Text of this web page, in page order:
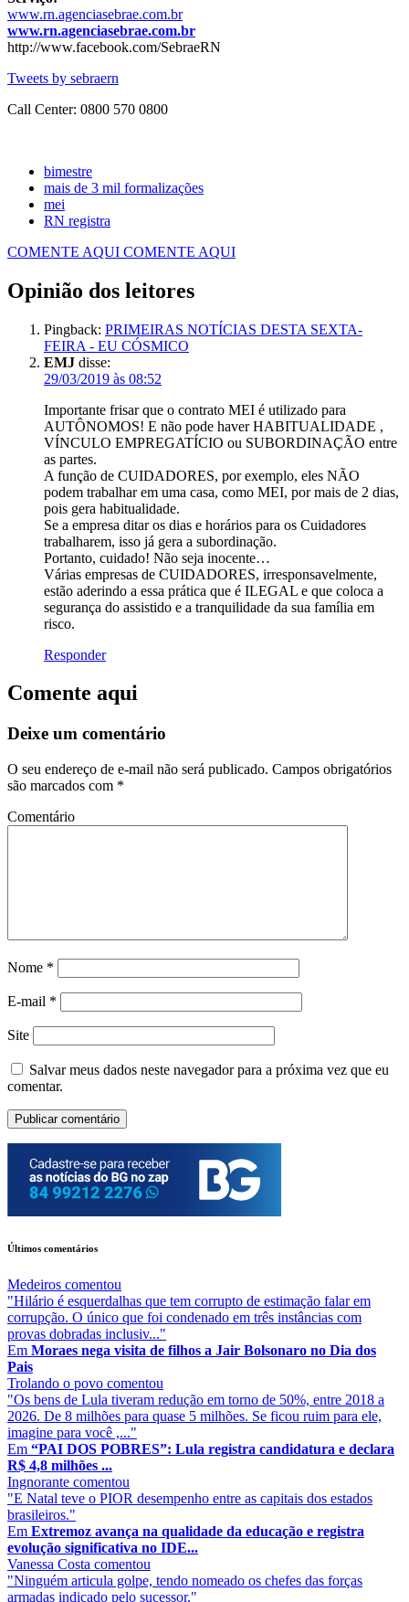
www.rn.agenciasebrae.com.br
www.rn.agenciasebrae.com.br
http://www.facebook.com/SebraeRN
Tweets by sebraern
Call Center: 0800 570 0800
bimestre
mais de 3 mil formalizações
mei
RN registra
COMENTE AQUI COMENTE AQUI
Opinião dos leitores
Pingback: PRIMEIRAS NOTÍCIAS DESTA SEXTA-
FEIRA - EU CÓSMICO
EMJ disse:
29/03/2019 às 08:52
Importante frisar que o contrato MEI é utilizado para
AUTÔNOMOS! E não pode haver HABITUALIDADE ,
VÍNCULO EMPREGATÍCIO ou SUBORDINAÇÃO entre
as partes.
A função de CUIDADORES, por exemplo, eles NÃO
podem trabalhar em uma casa, como MEI, por mais de 2 dias,
pois gera habitualidade.
Se a empresa ditar os dias e horários para os Cuidadores
trabalharem, isso já gera a subordinação.
Portanto, cuidado! Não seja inocente…
Várias empresas de CUIDADORES, irresponsavelmente,
estão aderindo a essa prática que é ILEGAL e que coloca a
segurança do assistido e a tranquilidade da sua família em
risco.
Responder
Comente aqui
Deixe um comentário
O seu endereço de e-mail não será publicado. Campos obrigatórios
são marcados com *
Comentário
Nome *
E-mail *
Site
Salvar meus dados neste navegador para a próxima vez que eu
comentar.
Últimos comentários
Medeiros comentou
"Hilário é esquerdalhas que tem corrupto de estimação falar em
corrupção. O único que foi condenado em três instâncias com
provas dobradas inclusiv..."
Em Moraes nega visita de filhos a Jair Bolsonaro no Dia dos
Pais
Trolando o povo comentou
"Os bens de Lula tiveram redução em torno de 50%, entre 2018 a
2026. De 8 milhões para quase 5 milhões. Se ficou ruim para ele,
imagine para você ,..."
Em “PAI DOS POBRES”: Lula registra candidatura e declara
R$ 4,8 milhões ...
Ingnorante comentou
"E Natal teve o PIOR desempenho entre as capitais dos estados
brasileiros."
Em Extremoz avança na qualidade da educação e registra
evolução significativa no IDE...
Vanessa Costa comentou
"Ninguém articula golpe, tendo nomeado os chefes das forças
armadas indicado pelo sucessor."